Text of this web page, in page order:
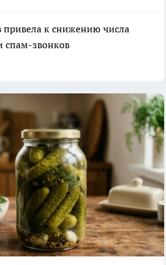
к снижению числа
спам-звонков